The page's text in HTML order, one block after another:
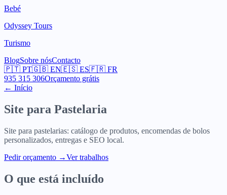
Bebé
Odyssey Tours
Turismo
BlogSobre nósContacto
🇵🇹 PT🇬🇧 EN🇪🇸 ES🇫🇷 FR
935 315 306Orçamento grátis
← Início
Site para Pastelaria
Site para pastelarias: catálogo de produtos, encomendas de bolos
personalizados, entregas e SEO local.
Pedir orçamento →Ver trabalhos
O que está incluído